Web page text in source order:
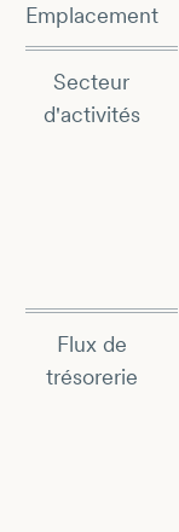
Emplacement
Secteur
d'activités
Flux de
trésorerie